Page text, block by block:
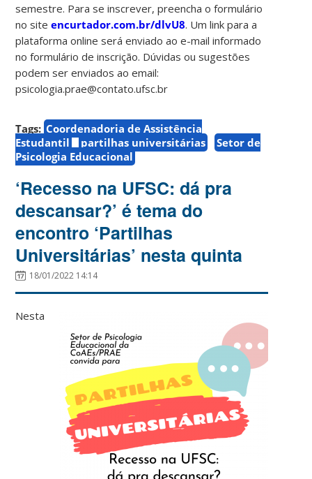
semestre. Para se inscrever, preencha o formulário
no siteencurtador.com.br/dlvU8. Um link para a
plataforma online será enviado ao e-mail informado
no formulário de inscrição. Dúvidas ou sugestões
podem ser enviados ao email:
psicologia.prae@contato.ufsc.br
Tags: Coordenadoria de Assistência
Estudantil
partilhas universitárias
Setor de
Psicologia Educacional
‘Recesso na UFSC: dá pra
descansar?’ é tema do
encontro ‘Partilhas
Universitárias’ nesta quinta
18/01/2022 14:14
Nesta